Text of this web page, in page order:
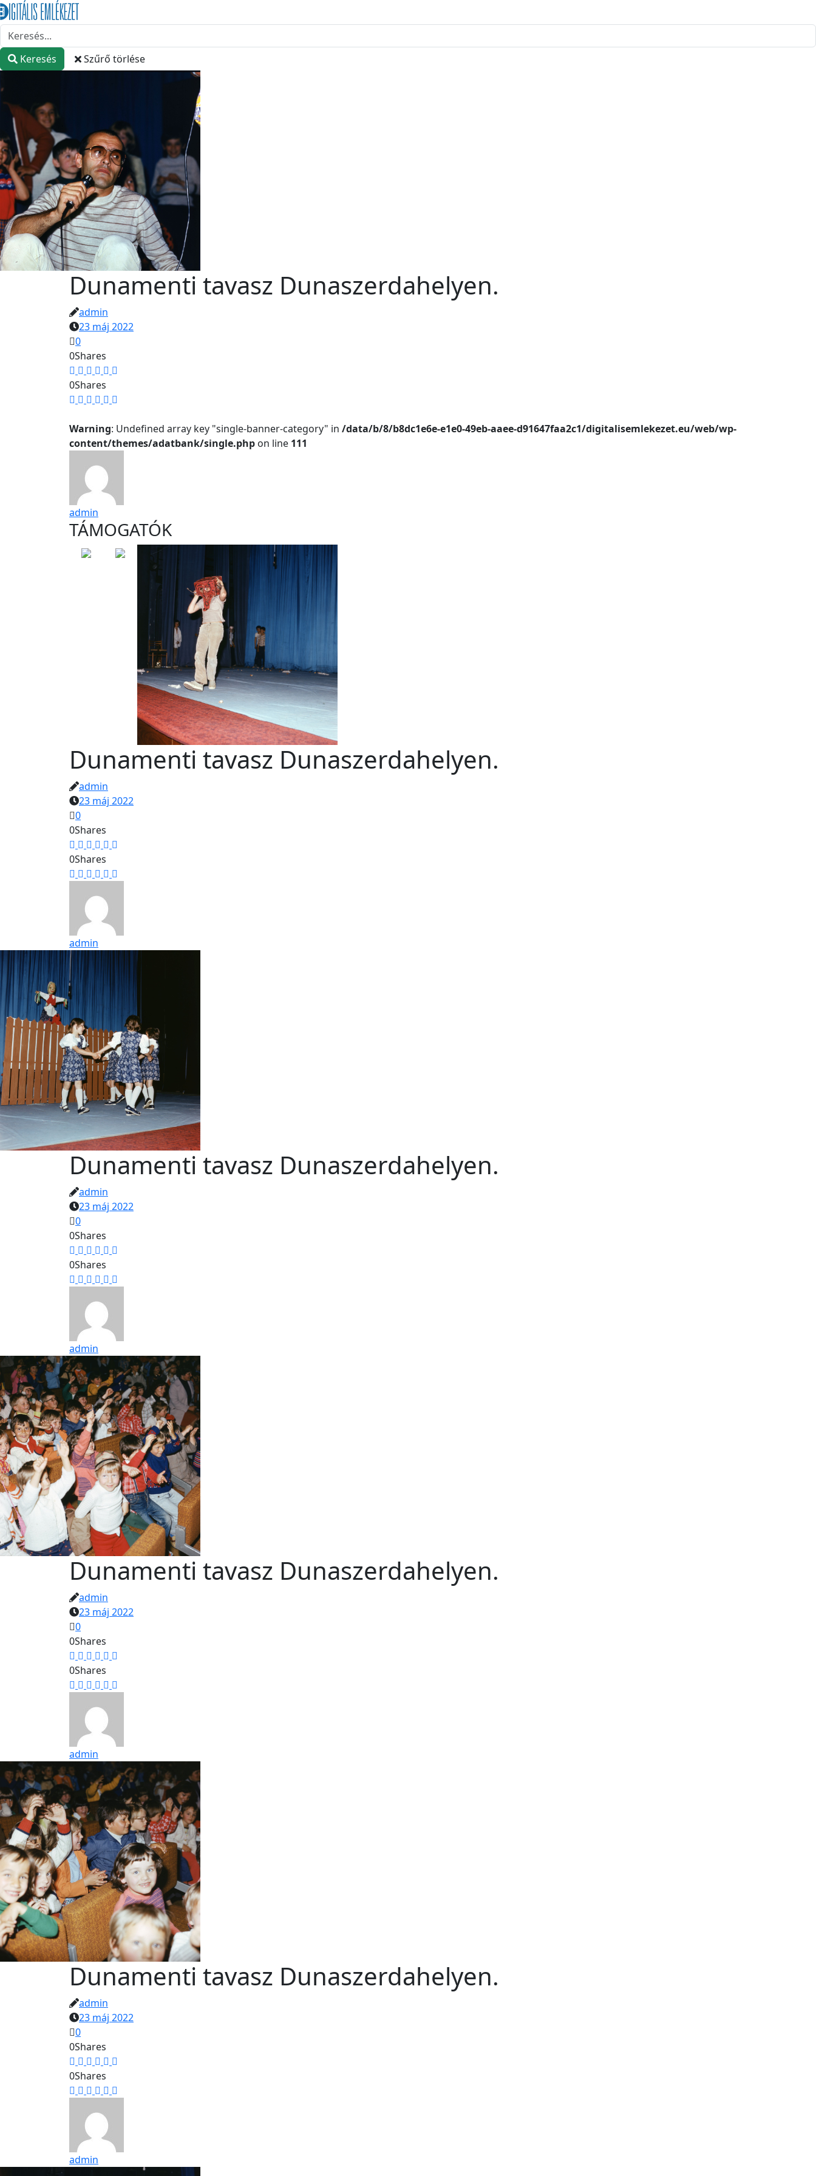
Keresés Szűrő törlése
Dunamenti tavasz Dunaszerdahelyen.
admin
23 máj 2022
0
0Shares
0Shares
Warning: Undefined array key "single-banner-category" in /data/b/8/b8dc1e6e-e1e0-49eb-aaee-d91647faa2c1/digitalisemlekezet.eu/web/wp-
content/themes/adatbank/single.php on line 111
admin
TÁMOGATÓK
Dunamenti tavasz Dunaszerdahelyen.
admin
23 máj 2022
0
0Shares
0Shares
admin
Dunamenti tavasz Dunaszerdahelyen.
admin
23 máj 2022
0
0Shares
0Shares
admin
Dunamenti tavasz Dunaszerdahelyen.
admin
23 máj 2022
0
0Shares
0Shares
admin
Dunamenti tavasz Dunaszerdahelyen.
admin
23 máj 2022
0
0Shares
0Shares
admin